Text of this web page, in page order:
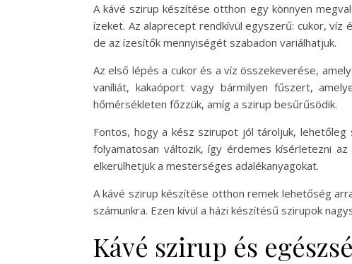
A kávé szirup készítése otthon egy könnyen
ízeket. Az alaprecept rendkívül egyszerű: cukor, víz
de az ízesítők mennyiségét szabadon variálhatjuk.
Az első lépés a cukor és a víz összekeverése,
vaníliát, kakaóport vagy bármilyen fűszert,
hőmérsékleten főzzük, amíg a szirup besűrűsödik.
Fontos, hogy a kész szirupot jól tároljuk, lehetőleg
folyamatosan változik, így érdemes kísérletezni
elkerülhetjük a mesterséges adalékanyagokat.
A kávé szirup készítése otthon remek lehetőség
számunkra. Ezen kívül a házi készítésű szirupok
Kávé szirup és